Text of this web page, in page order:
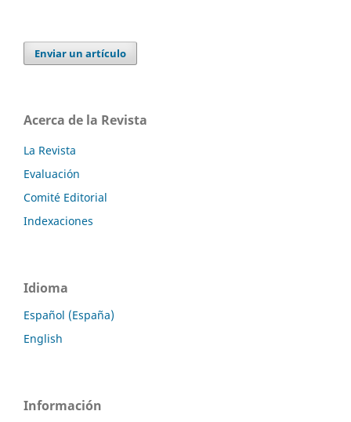
Enviar un artículo
Acerca de la Revista
La Revista
Evaluación
Comité Editorial
Indexaciones
Idioma
Español (España)
English
Información